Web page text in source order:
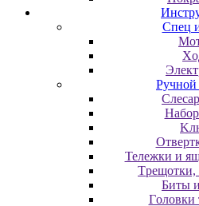
Cпeц
Teлeжки и
Tpeщoтки,
Биты
Гoлoвки